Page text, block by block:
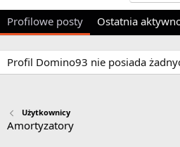
Profilowe posty Ostatnia
Profil Domino93 nie posiada
Użytkownicy
Amortyzatory